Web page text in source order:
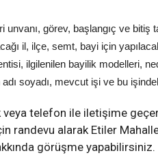
unvanı, görev, başlangıç ve bitiş
il, ilçe, semt, bayi için
ilgilenilen bayilik modelleri,
adı soyadı, mevcut işi ve bu
telefon ile iletişime
randevu alarak Etiler
görüşme yapabilirsiniz.